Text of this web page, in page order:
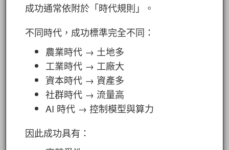
成功通常依附於「時代規則」。
不同時代，成功標準完全不同：
農業時代 → 土地多
工業時代 → 工廠大
資本時代 → 資產多
社群時代 → 流量高
AI 時代 → 控制模型與算力
因此成功具有：